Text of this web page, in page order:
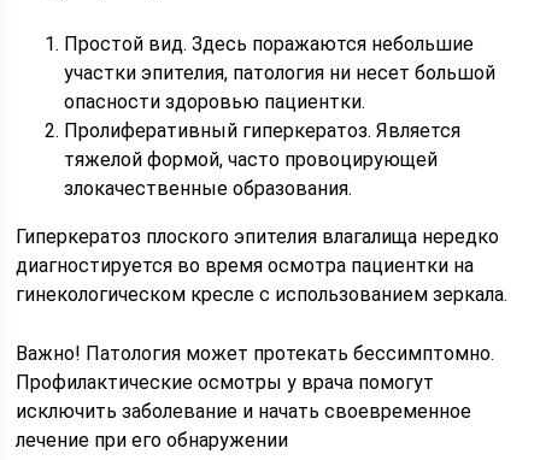
Простой вид. Здесь поражаются небольшие
участки эпителия, патология ни несет большой
опасности здоровью пациентки.
Пролиферативный гиперкератоз. Является
тяжелой формой, часто провоцирующей
злокачественные образования.
Гиперкератоз плоского эпителия влагалища нередко
диагностируется во время осмотра пациентки на
гинекологическом кресле с использованием зеркала.
Важно! Патология может протекать бессимптомно.
Профилактические осмотры у врача помогут
исключить заболевание и начать своевременное
лечение при его обнаружении